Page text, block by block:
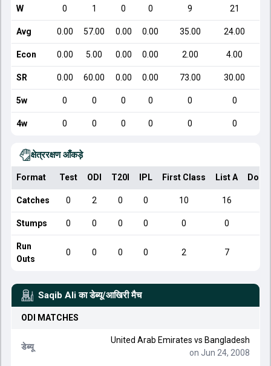
W 0 1 0 0 9 21
Avg 0.00 57.00 0.00 0.00 35.00 24.00
Econ 0.00 5.00 0.00 0.00 2.00 4.00
SR 0.00 60.00 0.00 0.00 73.00 30.00
5w 0 0 0 0 0 0
4w 0 0 0 0 0 0
क्षेत्ररक्षण आँकड़े
Format Test ODI T20I IPL First Class List A
Catches 0 2 0 0 10 16
Stumps 0 0 0 0 0 0
Run
Outs
0 0 0 0 2 7
Saqib Ali का डेब्यू/आखिरी मैच
ODI MATCHES
डेब्यू
United Arab Emirates vs Bangladesh
on Jun 24, 2008